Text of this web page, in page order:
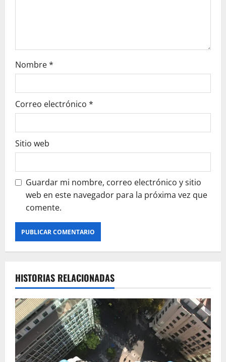
Nombre*
Correo electrónico *
Sitio web
Guardar mi nombre, correo electrónico y sitio
web en este navegador para la próxima vez que
comente.
HISTORIAS RELACIONADAS